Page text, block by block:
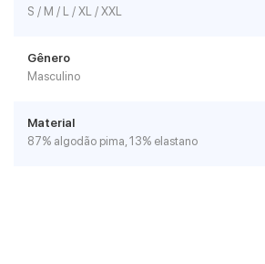
S / M / L / XL / XXL
Gênero
Masculino
Material
87% algodão pima, 13% elastano